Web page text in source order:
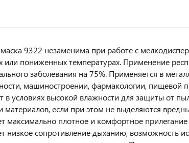
9322 незаменима при работе с
пониженных температурах. Применение
заболевания на 75%. Применяется в
машиностроении, фармакологии, пищевой
в условиях высокой влажности для защиты от
материалов, если при этом не выделяются
максимально плотное и комфортное
низкое сопротивление дыханию, возможность